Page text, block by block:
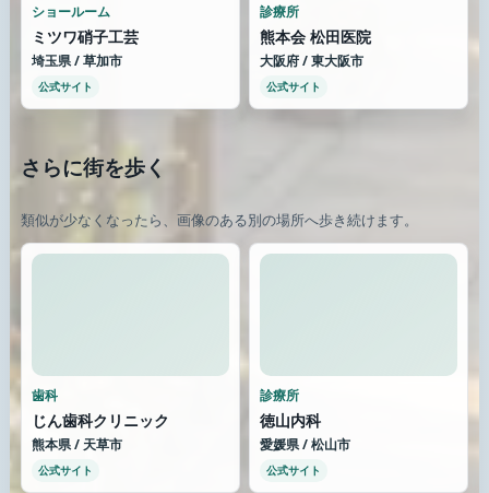
ショールーム
ミツワ硝子工芸
埼玉県 / 草加市
公式サイト
診療所
熊本会 松田医院
大阪府 / 東大阪市
公式サイト
さらに街を歩く
類似が少なくなったら、画像のある別の場所へ歩き続けます。
歯科
じん歯科クリニック
熊本県 / 天草市
公式サイト
診療所
徳山内科
愛媛県 / 松山市
公式サイト